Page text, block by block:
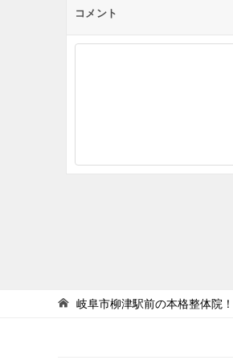
コメント
岐阜市柳津駅前の本格整体院！